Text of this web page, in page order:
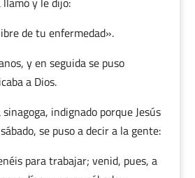
de tu enfermedad».
y en seguida se puso
a Dios.
indignado porque Jesús
se puso a decir a la gente:
para trabajar; venid, pues, a